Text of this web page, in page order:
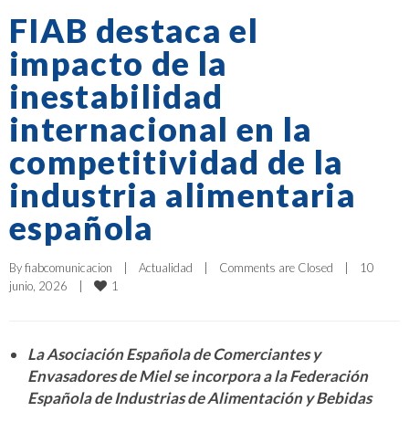
FIAB destaca el
impacto de la
inestabilidad
internacional en la
competitividad de la
industria alimentaria
española
By fiabcomunicacion | Actualidad | Comments are Closed |
10
junio, 2026
| 1
La Asociación Española de Comerciantes y
Envasadores de Miel se incorpora a la Federación
Española de Industrias de Alimentación y Bebidas